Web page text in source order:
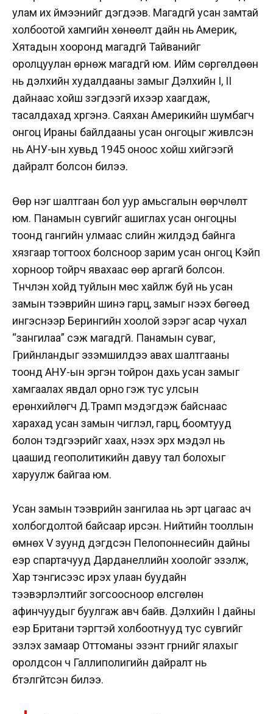
улам их үймээнийг дэгдээв. Магадгүй усан замтай
холбоотой хамгийн хөнөөлт дайн нь Америк,
Хятадын хооронд магадгүй Тайванийг
оролцуулан өрнөж магадгүй юм. Ийм сөргөлдөөн
нь дэлхийн худалдааны замыг Дэлхийн I, II
дайнаас хойш үзэгдээгүй ихээр хаагдаж,
тасалдахад хүргэнэ. Саяхан Америкийн шумбагч
онгоц Ираны байлдааны усан онгоцыг живүүлсэн
нь АНУ-ын хувьд 1945 оноос хойш хийгээгүй
дайралт болсон билээ.
Өөр нэг шалтгаан бол уур амьсгалын өөрчлөлт
юм. Панамын сувгийг ашиглах усан онгоцны
тоонд гангийн улмаас сүүлийн жилүүдэд байнга
хязгаар тогтоох болсноор зарим усан онгоц Кэйп
хорноор тойрч явахаас өөр аргагүй болсон.
Түүнчлэн хойд туйлын мөс хайлж буй нь усан
замын тээврийн шинэ гарц, замыг нээх бөгөөд
ингэснээр Берингийн хоолой зэрэг асар чухал
“зангилаа” үүсэж магадгүй. Панамын суваг,
Грийнландыг эзэмшилдээ авах шалтгааны
тоонд АНУ-ын эргэн тойрон дахь усан замыг
хамгаалах явдал орно гэж тус улсын
ерөнхийлөгч Д.Трамп мэдэгдэж байснаас
харахад усан замын чиглэл, гарц, боомтууд
болон тэдгээрийг хаах, нээх эрх мэдэл нь
цаашид геополитикийн давуу тал болохыг
харуулж байгаа юм.
Усан замын тээврийн зангилаа нь эрт цагаас ач
холбогдолтой байсаар ирсэн. Нийтийн тооллын
өмнөх V зуунд дэгдсэн Пелопоннесийн дайны
үеэр спартачууд Дарданеллийн хоолойг эзэлж,
Хар тэнгисээс ирэх улаан буудайн
тээвэрлэлтийг зогсоосноор өлсгөлөн
афинчуудыг буулгаж авч байв. Дэлхийн I дайны
үеэр Британи тэргүүтэй холбоотнууд тус сувгийг
эзлэх замаар Оттоманы эзэнт гүрнийг ялахыг
оролдсон ч Галлиполигийн дайралт нь
бүтэлгүйтсэн билээ.